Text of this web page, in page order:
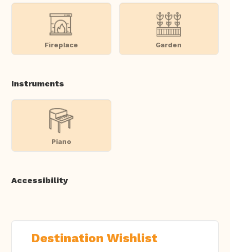
Fireplace Garden
Instruments
Piano
Accessibility
Destination Wishlist